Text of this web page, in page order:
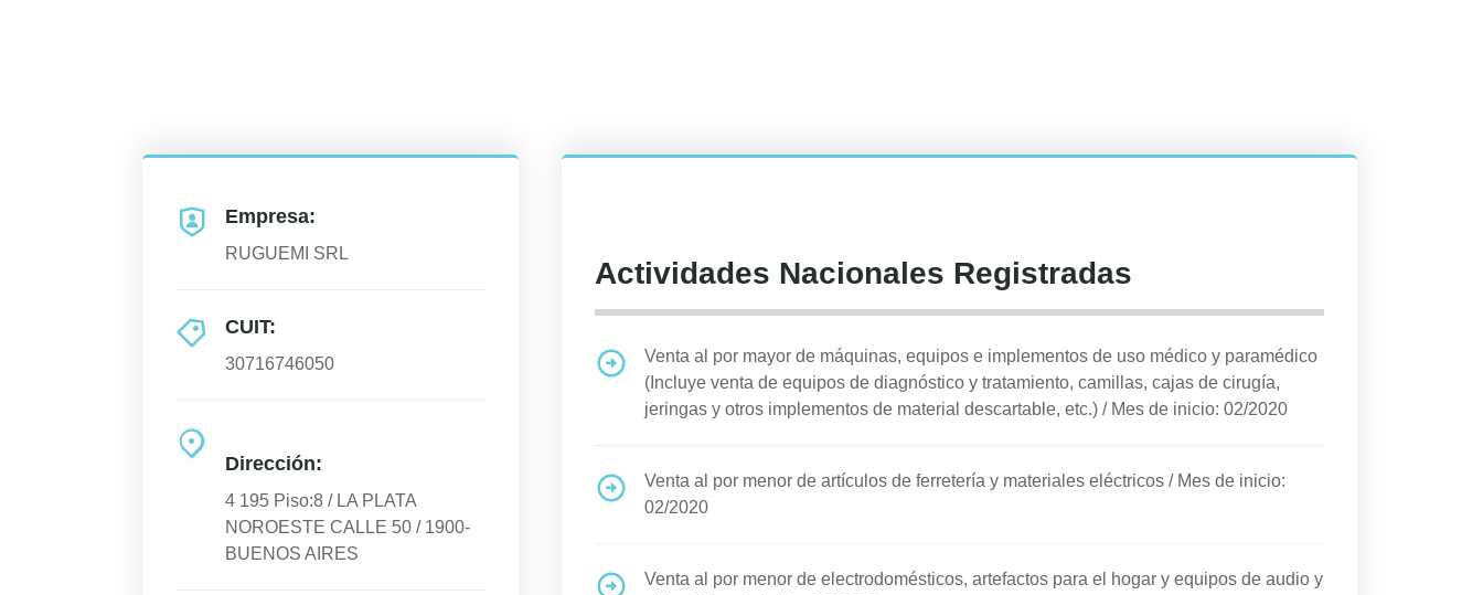
Empresa:
RUGUEMI SRL
CUIT:
30716746050
Dirección:
4 195 Piso:8 / LA PLATA
NOROESTE CALLE 50 / 1900-
BUENOS AIRES
Actividades Nacionales Registradas
Venta al por mayor de máquinas, equipos e implementos de uso médico y paramédico
(Incluye venta de equipos de diagnóstico y tratamiento, camillas, cajas de cirugía,
jeringas y otros implementos de material descartable, etc.) / Mes de inicio: 02/2020
Venta al por menor de artículos de ferretería y materiales eléctricos / Mes de inicio:
02/2020
Venta al por menor de electrodomésticos, artefactos para el hogar y equipos de audio y